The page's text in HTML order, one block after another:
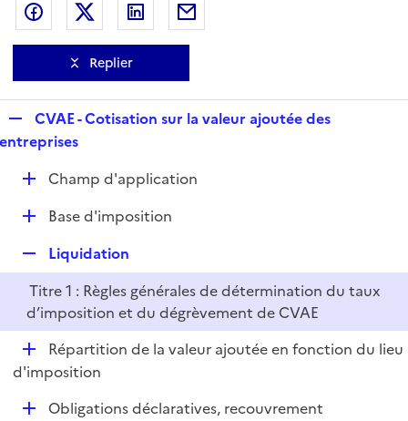
Partager sur Facebook
Partager sur Twitter
Partager sur LinkedIn
Replier
e
l
i
e
r
CVAE - Cotisation sur la valeur ajoutée des
entreprises
D
e
r
Champ d'application
D
l
i
e
Base d'imposition
e
p
l
r
Liquidation
Titre 1 : Règles générales de détermination du taux
d’imposition et du dégrèvement de CVAE
D
é
Répartition de la valeur ajoutée en fonction du lieu
d'imposition
DObligations déclaratives, recouvrement